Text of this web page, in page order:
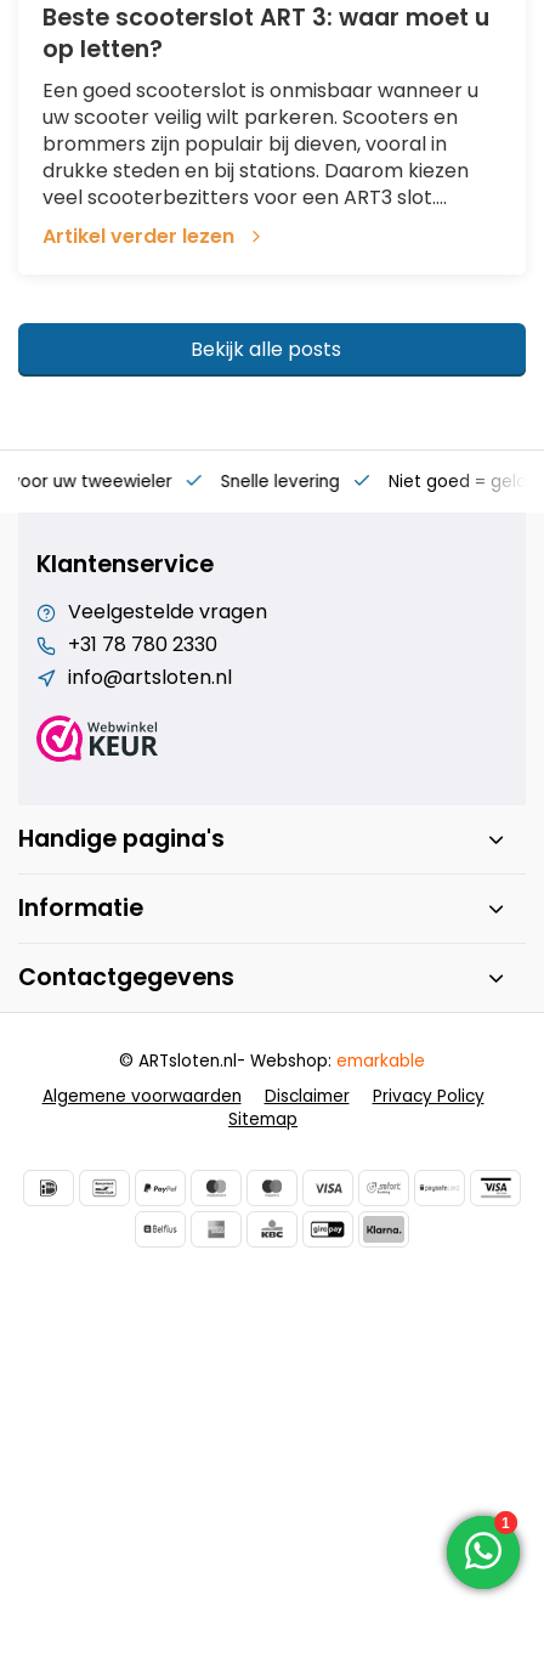
Beste scooterslot ART 3: waar moet u
op letten?
Een goed scooterslot is onmisbaar wanneer u
uw scooter veilig wilt parkeren. Scooters en
brommers zijn populair bij dieven, vooral in
drukke steden en bij stations. Daarom kiezen
veel scooterbezitters voor een ART3 slot....
Artikel verder lezen
Bekijk alle posts
voor uw tweewieler Snelle levering Niet goed = geld
Klantenservice
Veelgestelde vragen
+31 78 780 2330
info@artsloten.nl
Handige pagina's
Informatie
Contactgegevens
Algemene voorwaarden Disclaimer
Privacy Policy
Sitemap
© ARTsloten.nl- Webshop: emarkable